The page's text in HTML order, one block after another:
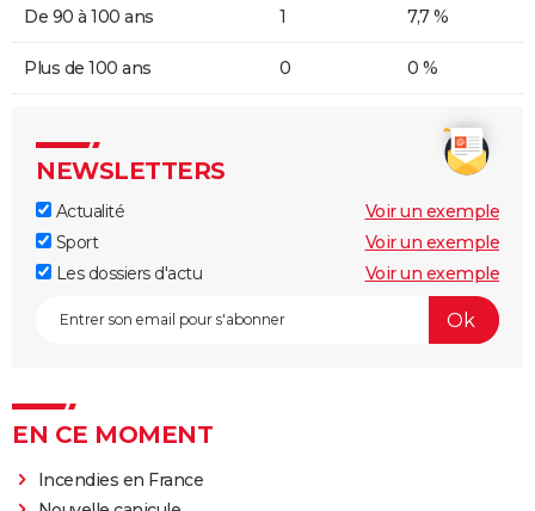
De 90 à 100 ans 1 7,7 %
Plus de 100 ans 0 0 %
NEWSLETTERS
Actualité
Voir un exemple
Sport
Voir un exemple
Les dossiers d'actu
Voir un exemple
EN CE MOMENT
Incendies en France